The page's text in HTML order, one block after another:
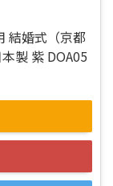
結婚式（京都
製 紫 DOA05